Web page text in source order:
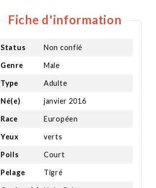
Fiche d'information
Status Non confié
Genre Male
Type Adulte
Né(e) janvier 2016
Race Européen
Yeux verts
Poils Court
Pelage Tigré